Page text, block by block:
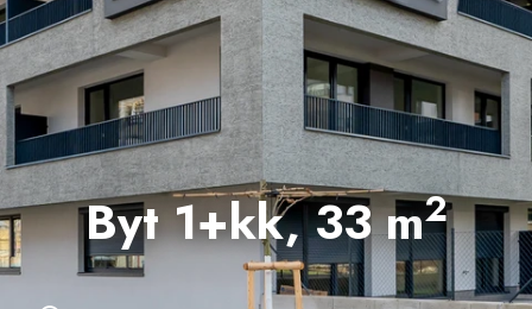
Byt 1+kk, 33 m2